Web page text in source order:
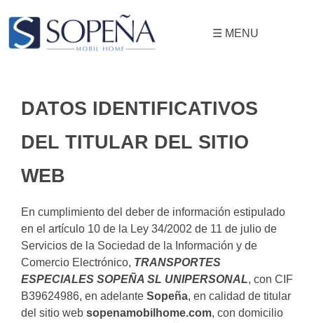
☰ MENU
DATOS IDENTIFICATIVOS
DEL TITULAR DEL SITIO
WEB
En cumplimiento del deber de información estipulado
en el artículo 10 de la Ley 34/2002 de 11 de julio de
Servicios de la Sociedad de la Información y de
Comercio Electrónico, TRANSPORTES
ESPECIALES SOPEÑA SL UNIPERSONAL, con CIF
B39624986, en adelante Sopeña, en calidad de titular
del sitio web sopenamobilhome.com, con domicilio